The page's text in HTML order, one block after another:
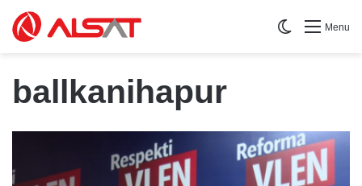
Menu
Switch skin
ballkanihapur